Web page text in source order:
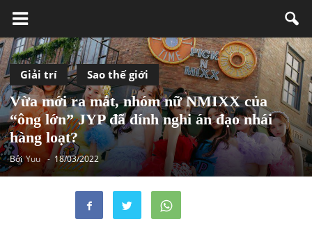
Giải trí Sao thế giới
Vừa mới ra mắt, nhóm nữ NMIXX của
“ông lớn” JYP đã dính nghi án đạo nhái
hàng loạt?
BởiYuu - 18/03/2022